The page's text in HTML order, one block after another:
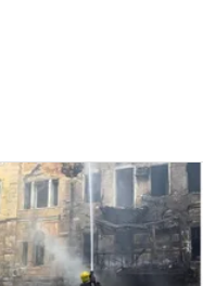
часть